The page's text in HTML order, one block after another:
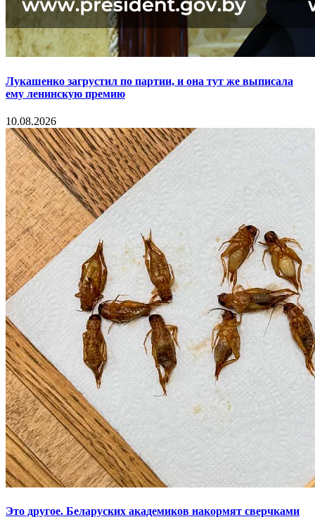
Лукашенко загрустил по партии, и она тут же выписала
ему ленинскую премию
10.08.2026
Это другое. Беларуских академиков накормят сверчками